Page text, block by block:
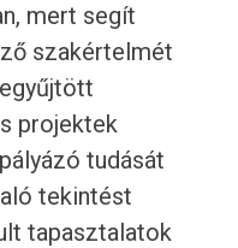
mert segít
szakértelmét
projektek
tudását
tekintést
tapasztalatok